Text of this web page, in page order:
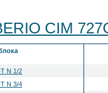
CIM
N 1/2
N 3/4